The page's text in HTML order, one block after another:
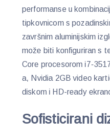
performanse u
tipkovnicom s
završnim aluminijskim
može biti konfiguriran s
Core procesorom i7-
a, Nvidia 2GB video
diskom i HD-ready
Sofisticirani